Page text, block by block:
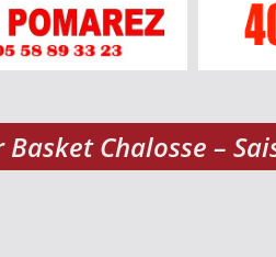
Chalosse –